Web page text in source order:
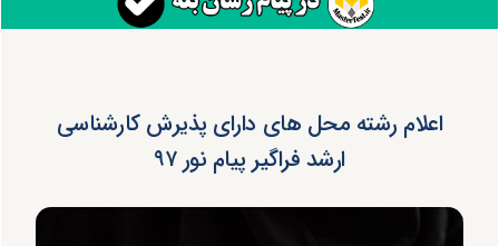
اعلام رشته محل های دارای پذیرش کارشناسی
ارشد فراگیر پیام نور ۹۷